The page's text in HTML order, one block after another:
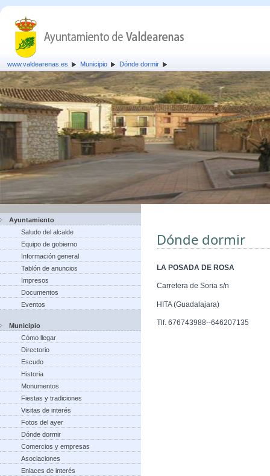
www.valdearenas.es Municipio Dónde dormir
Ayuntamiento
Saludo del alcalde
Equipo de gobierno
Información general
Tablón de anuncios
Impresos
Documentos
Eventos
Municipio
Cómo llegar
Directorio
Escudo
Historia
Monumentos
Fiestas y tradiciones
Visitas de interés
Fotos del ayer
Dónde dormir
Comercios y empresas
Asociaciones
Enlaces de interés
Dónde dormir
LA POSADA DE ROSA
Carretera de Soria s/n
HITA (Guadalajara)
Tlf. 676743988--646207135